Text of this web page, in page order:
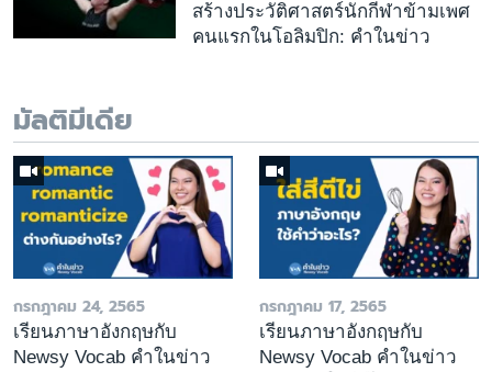
สร้างประวัติศาสตร์นักกีฬาข้ามเพศ
คนแรกในโอลิมปิก: คำในข่าว
มัลติมีเดีย
กรกฎาคม 24, 2565
เรียนภาษาอังกฤษกับ
Newsy Vocab คำในข่าว
กรกฎาคม 17, 2565
เรียนภาษาอังกฤษกับ
Newsy Vocab คำในข่าว